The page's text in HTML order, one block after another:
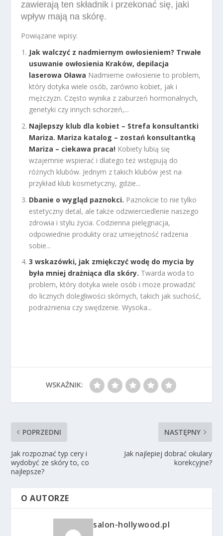
zawierają ten składnik i przekonać się, jaki
wpływ mają na skórę.
Powiązane wpisy:
Jak walczyć z nadmiernym owłosieniem? Trwałe
usuwanie owłosienia Kraków, depilacja
laserowa Oława Nadmierne owłosienie to problem,
który dotyka wiele osób, zarówno kobiet, jak i
mężczyzn. Często wynika z zaburzeń hormonalnych,
genetyki czy innych schorzeń,...
Najlepszy klub dla kobiet – Strefa konsultantki
Mariza. Mariza katalog – zostań konsultantką
Mariza – ciekawa praca! Kobiety lubią się
wzajemnie wspierać i dlatego też wstępują do
różnych klubów. Jednym z takich klubów jest na
przykład klub kosmetyczny, gdzie...
Dbanie o wygląd paznokci. Paznokcie to nie tylko
estetyczny detal, ale także odzwierciedlenie naszego
zdrowia i stylu życia. Codzienna pielęgnacja,
odpowiednie produkty oraz umiejętność radzenia
sobie...
3 wskazówki, jak zmiękczyć wodę do mycia by
była mniej drażniąca dla skóry. Twarda woda to
problem, który dotyka wiele osób i może prowadzić
do licznych dolegliwości skórnych, takich jak suchość,
podrażnienia czy swędzenie. Wysoka...
WSKAŹNIK:
POPRZEDNI
Jak rozpoznać typ cery i
wydobyć ze skóry to, co
najlepsze?
NASTĘPNY
Jak najlepiej dobrać okulary
korekcyjne?
O AUTORZE
salon-hollywood.pl